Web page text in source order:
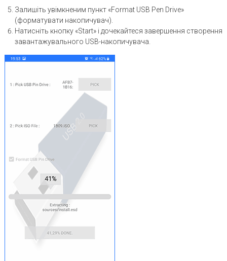
Залишіть увімкненим пункт «Format USB Pen Drive»
(форматувати накопичувач).
Натисніть кнопку «Start» і дочекайтеся завершення створення
завантажувального USB-накопичувача.